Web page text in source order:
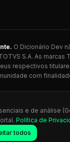
O Dicionário Dev
S.A. As marcas
respectivos
com
Feito com 💚
Ctrl+K
e de análise
Política de
todos